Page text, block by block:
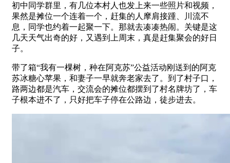
初中同学群里，有几位本村人也发上来一些照片和视频，
果然是摊位一个连着一个，赶集的人摩肩接踵、川流不
息，同学也约着一起聚一下。那就去凑凑热闹。关键是这
几天天气出奇的好，又遇到上周末，真是赶集聚会的好日
子。
带了箱“我有一棵树，种在阿克苏”公益活动刚送到的阿克
苏冰糖心苹果，和妻子一早就奔老家去了。到了村子口，
路两边都是汽车，交流会的摊位都摆到了村名牌坊了，车
子根本进不了，只好把车子停在公路边，徒步进去。